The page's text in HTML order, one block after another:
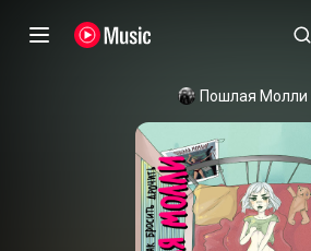
Пошлая Молли